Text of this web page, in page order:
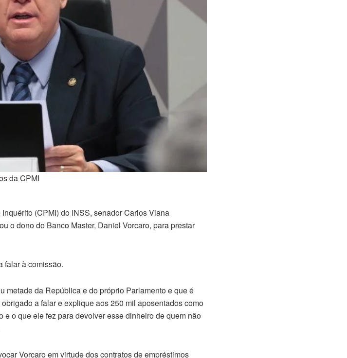
da CPMI
(CPMI) do INSS, senador Carlos Viana
o dono do Banco Master, Daniel Vorcaro, para prestar
falar à comissão.
metade da República e do próprio Parlamento e que é
a falar e explique aos 250 mil aposentados como
o que ele fez para devolver esse dinheiro de quem não
Vorcaro em virtude dos contratos de empréstimos